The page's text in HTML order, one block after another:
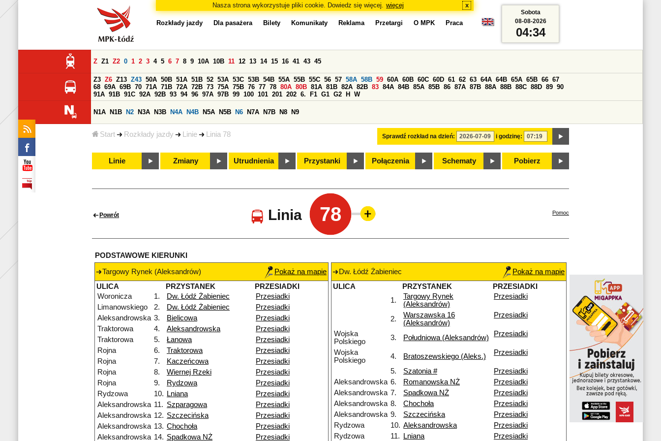
Nasza strona wykorzystuje pliki cookie. Dowiedz się więcej. więcej x
Start Rozkłady jazdy Linie Linia 78
Rozkłady jazdy Dla pasażera Bilety Komunikaty Reklama Przetargi O MPK Praca
Sprawdź rozkład na dzień: i godzinę:
Z Z1 Z2 0 1 2 3 4 5 6 7 8 9 10A 10B 11 12 13 14 15 16 41 43 45
Z3 Z6 Z13 Z43 50A 50B 51A 51B 52 53A 53C 53B 54B 55A 55B 55C 56 57 58A 58B 59 60A 60B 60C 60D 61 62 63 64A 64B 65A 65B 66 67
68 69A 69B 70 71A 71B 72A 72B 73 75A 75B 76 77 78 80A 80B 81A 81B 82A 82B 83 84A 84B 85A 85B 86 87A 87B 88A 88B 88C 88D 89 90
91A 91B 91C 92A 92B 93 94 96 97A 97B 99 100 101 201 202 6. F1 G1 G2 H W
N1A N1B N2 N3A N3B N4A N4B N5A N5B N6 N7A N7B N8 N9
Linie Zmiany Utrudnienia Przystanki Połączenia Schematy Pobierz
Sobota
08-08-2026
04:34
Powrót Linia 78 Pomoc
PODSTAWOWE KIERUNKI
Targowy Rynek (Aleksandrów)
Pokaż na mapie
ULICA
PRZYSTANEK
PRZESIADKI
Woronicza
1. Dw. Łódź Żabieniec
Przesiadki
Limanowskiego
2. Dw. Łódź Żabieniec
Przesiadki
Aleksandrowska 3. Bielicowa
Przesiadki
Traktorowa
4. Aleksandrowska
Przesiadki
Traktorowa
5. Łanowa
Przesiadki
Rojna
6. Traktorowa
Przesiadki
Rojna
7. Kaczeńcowa
Przesiadki
Rojna
8. Wiernej Rzeki
Przesiadki
Rojna
9. Rydzowa
Przesiadki
Rydzowa
10. Lniana
Przesiadki
Aleksandrowska 11. Szparagowa
Przesiadki
Aleksandrowska 12. Szczecińska
Przesiadki
Aleksandrowska 13. Chochoła
Przesiadki
Aleksandrowska 14. Spadkowa NŻ Przesiadki
Dw. Łódź Żabieniec
Pokaż na mapie
ULICA
PRZYSTANEK
PRZESIADKI
1.
Targowy Rynek
(Aleksandrów)
Przesiadki
2.
Warszawska 16
(Aleksandrów)
Przesiadki
Wojska
Polskiego
3. Południowa (Aleksandrów) Przesiadki
Wojska
Polskiego
4. Bratoszewskiego (Aleks.) Przesiadki
5. Szatonia #
Przesiadki
Aleksandrowska 6. Romanowska NŻ
Przesiadki
Aleksandrowska 7. Spadkowa NŻ
Przesiadki
Aleksandrowska 8. Chochoła
Przesiadki
Aleksandrowska 9. Szczecińska
Przesiadki
Rydzowa
10. Aleksandrowska
Przesiadki
Rydzowa
11. Lniana Przesiadki